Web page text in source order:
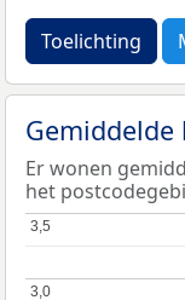
Toelichting
Er wonen
het
3,0
3,0
3,5
3,5